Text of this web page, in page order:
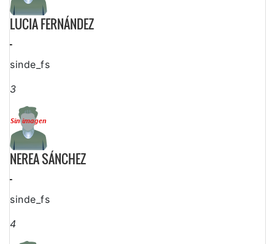
LUCIA FERNÁNDEZ
-
sinde_fs
3
NEREA SÁNCHEZ
-
sinde_fs
4